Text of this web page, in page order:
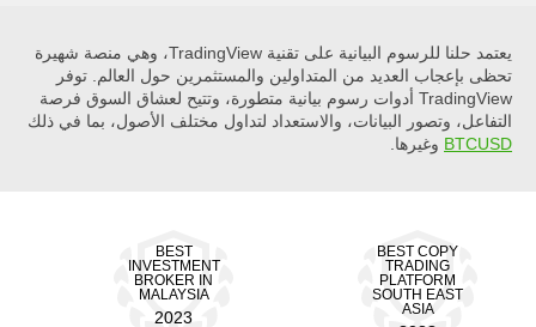
يعتمد حلنا للرسوم البيانية على تقنية TradingView، وهي منصة شهيرة
تحظى بإعجاب العديد من المتداولين والمستثمرين حول العالم. توفر
TradingView أدوات رسوم بيانية متطورة، وتتيح لعشاق السوق فرصة
التفاعل، وتصور البيانات، والاستعداد لتداول مختلف الأصول، بما في ذلك
BTCUSD وغيرها.
BEST COPY
TRADING
PLATFORM
SOUTH EAST
ASIA
BEST
INVESTMENT
BROKER IN
MALAYSIA
2023